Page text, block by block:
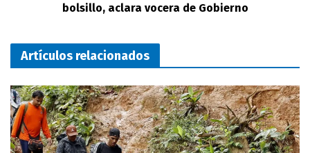
bolsillo, aclara vocera de Gobierno
Artículos relacionados